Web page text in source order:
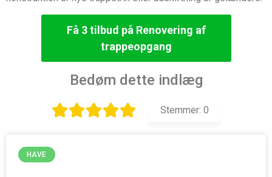
Få 3 tilbud på Renovering af
trappeopgang
Bedøm dette indlæg
Stemmer: 0
HAVE